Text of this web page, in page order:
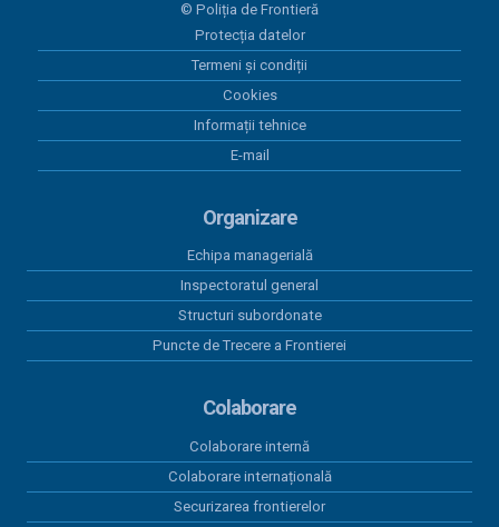
Programul Anual al Achizițiilor Publice 2026 -
Centralizatorul achizițiilor publice finalizate prin
încheieri de contracte cu valoare peste 5.000 euro
în perioada 01.01.2026-31.03.2026
Program anual achiziții publice 2026 - versiunea 01
Program anual achiziții publice 2026 - versiunea 04
© Poliția de Frontieră
Protecția datelor
Termeni și condiții
Cookies
Informații tehnice
E-mail
Organizare
Echipa managerială
Inspectoratul general
Structuri subordonate
Puncte de Trecere a Frontierei
Colaborare
Colaborare internă
Colaborare internațională
Securizarea frontierelor